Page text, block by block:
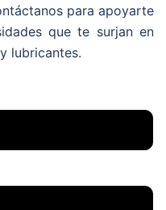
para apoyarte
que te surjan en
lubricantes.